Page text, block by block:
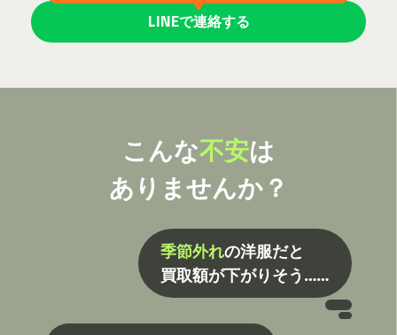
LINEで連絡する
こんな不安は
ありませんか？
季節外れの洋服だと
買取額が下がりそう……